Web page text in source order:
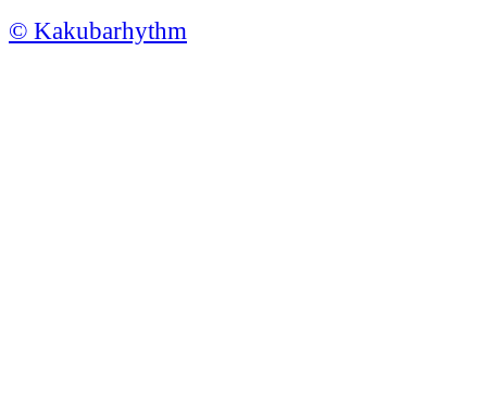
© Kakubarhythm